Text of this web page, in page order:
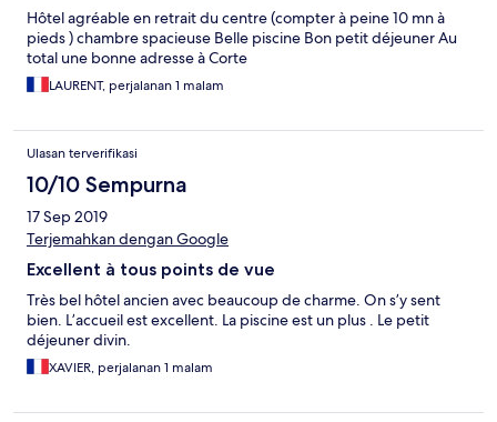
Hôtel agréable en retrait du centre (compter à peine 10 mn à
pieds ) chambre spacieuse Belle piscine Bon petit déjeuner Au
total une bonne adresse à Corte
LAURENT, perjalanan 1 malam
Ulasan terverifikasi
10/10 Sempurna
17 Sep 2019
Terjemahkan dengan Google
Excellent à tous points de vue
Très bel hôtel ancien avec beaucoup de charme. On s’y sent
bien. L’accueil est excellent. La piscine est un plus . Le petit
déjeuner divin.
XAVIER, perjalanan 1 malam